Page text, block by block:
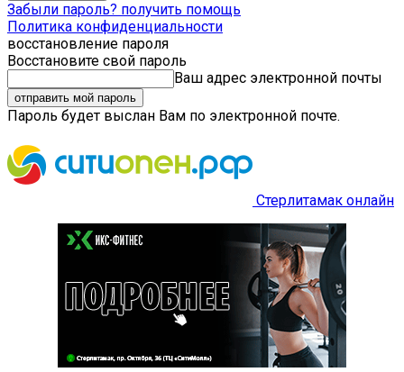
Забыли пароль? получить помощь
Политика конфиденциальности
восстановление пароля
Восстановите свой пароль
Ваш адрес электронной почты
Пароль будет выслан Вам по электронной почте.
Стерлитамак онлайн